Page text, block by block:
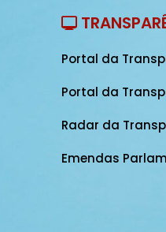
Portal da
Portal da
Radar da
Emendas